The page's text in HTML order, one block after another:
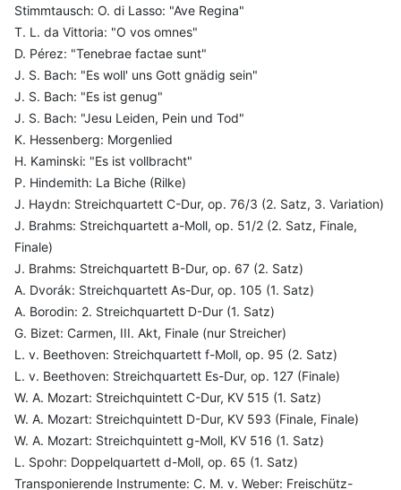
Stimmtausch: O. di Lasso: "Ave Regina"
T. L. da Vittoria: "O vos omnes"
D. Pérez: "Tenebrae factae sunt"
J. S. Bach: "Es woll' uns Gott gnädig sein"
J. S. Bach: "Es ist genug"
J. S. Bach: "Jesu Leiden, Pein und Tod"
K. Hessenberg: Morgenlied
H. Kaminski: "Es ist vollbracht"
P. Hindemith: La Biche (Rilke)
J. Haydn: Streichquartett C-Dur, op. 76/3 (2. Satz, 3. Variation)
J. Brahms: Streichquartett a-Moll, op. 51/2 (2. Satz, Finale,
Finale)
J. Brahms: Streichquartett B-Dur, op. 67 (2. Satz)
A. Dvorák: Streichquartett As-Dur, op. 105 (1. Satz)
A. Borodin: 2. Streichquartett D-Dur (1. Satz)
G. Bizet: Carmen, III. Akt, Finale (nur Streicher)
L. v. Beethoven: Streichquartett f-Moll, op. 95 (2. Satz)
L. v. Beethoven: Streichquartett Es-Dur, op. 127 (Finale)
W. A. Mozart: Streichquintett C-Dur, KV 515 (1. Satz)
W. A. Mozart: Streichquintett D-Dur, KV 593 (Finale, Finale)
W. A. Mozart: Streichquintett g-Moll, KV 516 (1. Satz)
L. Spohr: Doppelquartett d-Moll, op. 65 (1. Satz)
Transponierende Instrumente: C. M. v. Weber: Freischütz-